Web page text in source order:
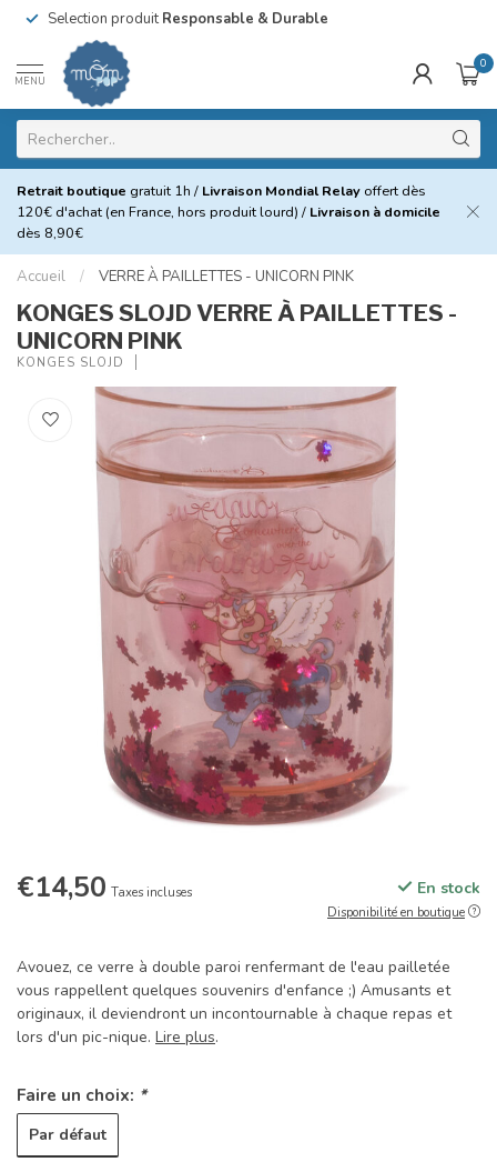
Selection produitResponsable & Durable
MENU
0
Retrait boutique gratuit 1h / Livraison Mondial Relay offert dès
120€ d'achat (en France, hors produit lourd) / Livraison à domicile
dès 8,90€
Accueil / VERRE À PAILLETTES - UNICORN PINK
KONGES SLOJD VERRE À PAILLETTES -
UNICORN PINK
KONGES SLOJD
€14,50 Taxes incluses En stock
Disponibilité en boutique
Avouez, ce verre à double paroi renfermant de l'eau pailletée
vous rappellent quelques souvenirs d'enfance ;) Amusants et
originaux, il deviendront un incontournable à chaque repas et
lors d'un pic-nique. Lire plus.
Faire un choix: *
Par défaut